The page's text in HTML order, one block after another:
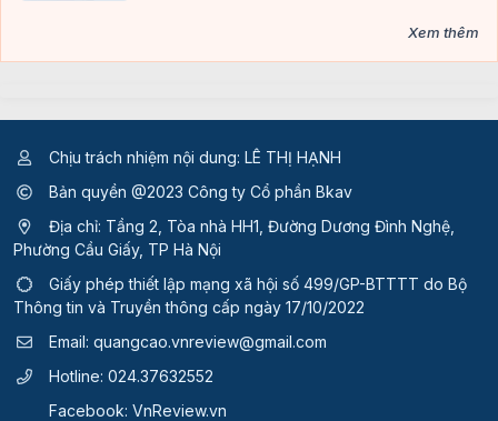
Xem thêm
Chịu trách nhiệm nội dung: LÊ THỊ HẠNH
Bản quyền @2023 Công ty Cổ phần Bkav
Địa chỉ: Tầng 2, Tòa nhà HH1, Đường Dương Đình Nghệ,
Phường Cầu Giấy, TP Hà Nội
Giấy phép thiết lập mạng xã hội số 499/GP-BTTTT do Bộ
Thông tin và Truyền thông cấp ngày 17/10/2022
Email: quangcao.vnreview@gmail.com
Hotline: 024.37632552
Facebook: VnReview.vn